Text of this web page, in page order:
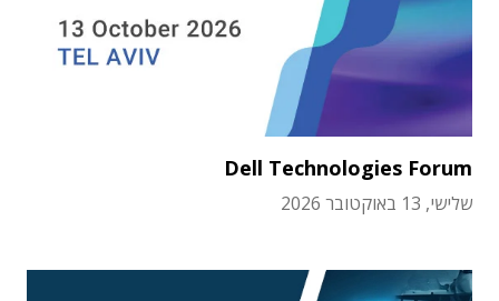
Dell Technologies Forum
שלישי, 13 באוקטובר 2026